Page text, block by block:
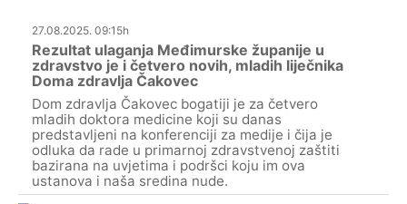
27.08.2025. 09:15h
Rezultat ulaganja Međimurske županije u
zdravstvo je i četvero novih, mladih liječnika
Doma zdravlja Čakovec
Dom zdravlja Čakovec bogatiji je za četvero
mladih doktora medicine koji su danas
predstavljeni na konferenciji za medije i čija je
odluka da rade u primarnoj zdravstvenoj zaštiti
bazirana na uvjetima i podršci koju im ova
ustanova i naša sredina nude.